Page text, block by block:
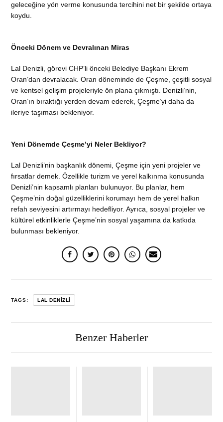
geleceğine yön verme konusunda tercihini net bir şekilde ortaya
koydu.
Önceki Dönem ve Devralınan Miras
Lal Denizli, görevi CHP’li önceki Belediye Başkanı Ekrem
Oran’dan devralacak. Oran döneminde de Çeşme, çeşitli sosyal
ve kentsel gelişim projeleriyle ön plana çıkmıştı. Denizli’nin,
Oran’ın bıraktığı yerden devam ederek, Çeşme’yi daha da
ileriye taşıması bekleniyor.
Yeni Dönemde Çeşme’yi Neler Bekliyor?
Lal Denizli’nin başkanlık dönemi, Çeşme için yeni projeler ve
fırsatlar demek. Özellikle turizm ve yerel kalkınma konusunda
Denizli’nin kapsamlı planları bulunuyor. Bu planlar, hem
Çeşme’nin doğal güzelliklerini korumayı hem de yerel halkın
refah seviyesini artırmayı hedefliyor. Ayrıca, sosyal projeler ve
kültürel etkinliklerle Çeşme’nin sosyal yaşamına da katkıda
bulunması bekleniyor.
TAGS: LAL DENIZLI
Benzer Haberler